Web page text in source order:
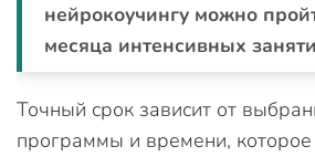
нейрокоучингу можно
месяца интенсивных
Точный срок зависит от
программы и времени,